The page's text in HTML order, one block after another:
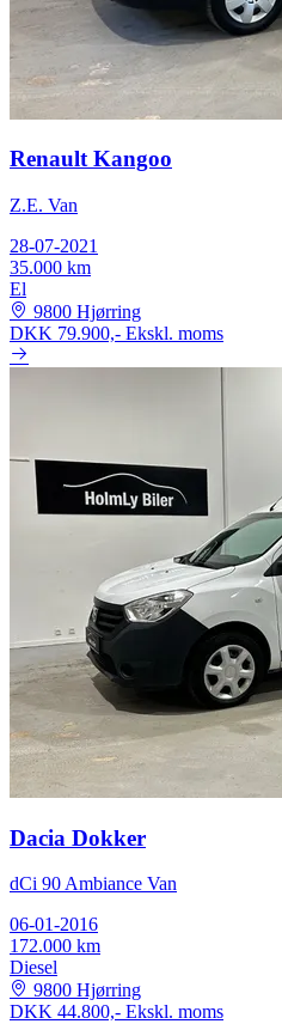
Renault Kangoo
Z.E. Van
28-07-2021
35.000 km
El
9800 Hjørring
DKK 79.900,- Ekskl. moms
Dacia Dokker
dCi 90 Ambiance Van
06-01-2016
172.000 km
Diesel
9800 Hjørring
DKK 44.800,- Ekskl. moms